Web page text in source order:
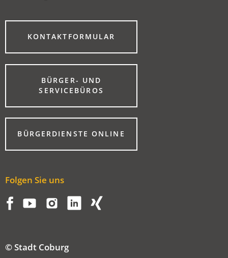
KONTAKTFORMULAR
(ÖFFNET
NEUEN
BÜRGER- UND
SERVICEBÜROS
(ÖFFNET
EINEM
NEUEN
TAB)BÜRGERDIENSTE ONLINE
(ÖFFNET
EINEM
Folgen Sie uns
© Stadt Coburg